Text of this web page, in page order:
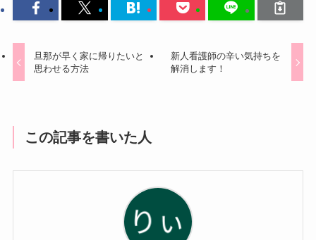
旦那が早く家に帰りたいと
思わせる方法
新人看護師の辛い気持ちを
解消します！
この記事を書いた人